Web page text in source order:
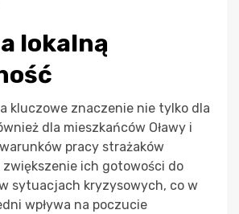
lokalną
kluczowe znaczenie nie tylko dla
dla mieszkańców Oławy i
pracy strażaków
zwiększenie ich gotowości do
sytuacjach kryzysowych, co w
wpływa na poczucie